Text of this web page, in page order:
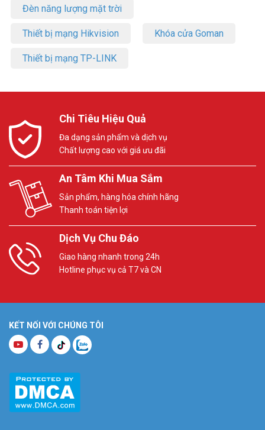
Đèn năng lượng mặt trời
Thiết bị mạng Hikvision Khóa cửa Goman
Thiết bị mạng TP-LINK
Chi Tiêu Hiệu Quả
Đa dạng sản phẩm và dịch vụ
Chất lượng cao với giá ưu đãi
An Tâm Khi Mua Sắm
Sản phẩm, hàng hóa chính hãng
Thanh toán tiện lợi
Dịch Vụ Chu Đáo
Giao hàng nhanh trong 24h
Hotline phục vụ cả T7 và CN
KẾT NỐI VỚI CHÚNG TÔI